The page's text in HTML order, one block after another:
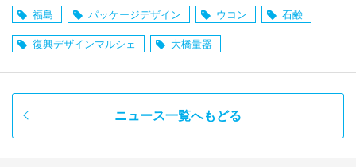
福島 パッケージデザイン ウコン 石鹸
復興デザインマルシェ 大橋量器
ニュース一覧へもどる